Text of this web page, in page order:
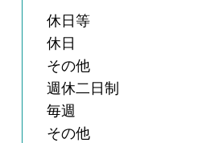
休日等
休日
その他
週休二日制
毎週
その他